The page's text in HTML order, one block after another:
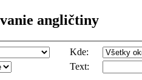
angličtiny
Kde:
Text: